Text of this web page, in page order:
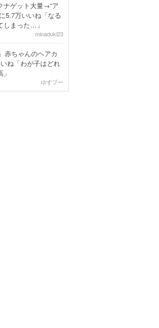
ナゲット大量→“ア
5.7万いいね「なる
しまった…」
minaduki23
赤ちゃんのヘアカ
ね「わが子はどれ
ゆずプー